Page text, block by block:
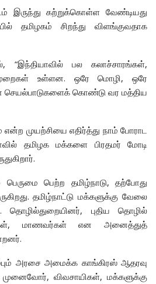
இருந்து கற்றுக்கொள்ள வேண்டியது
தமிழகம் சிறந்து விளங்குவதாக
“இந்தியாவில் பல கலாச்சாரங்கள்,
உள்ளன. ஒரே மொழி, ஒரே
செயல்பாடுகளைக் கொண்டு வர மத்திய
முயற்சியை எதிர்த்து நாம் போராட
தமிழக மக்களை பிரதமர் மோடி
பெற்ற தமிழ்நாடு, தற்போது
தமிழ்நாட்டு மக்களுக்கு வேலை
தொழில்துறையினர், புதிய தொழில்
மாணவர்கள் என அனைத்துத்
அரசை அமைக்க காங்கிரஸ் ஆதரவு
விவசாயிகள், மக்களுக்கு